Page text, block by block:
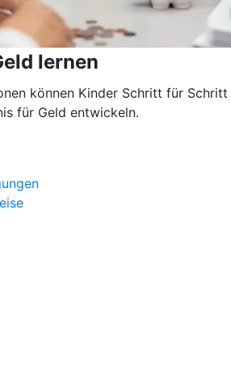
lernen
können Kinder Schritt für Schritt
für Geld entwickeln.